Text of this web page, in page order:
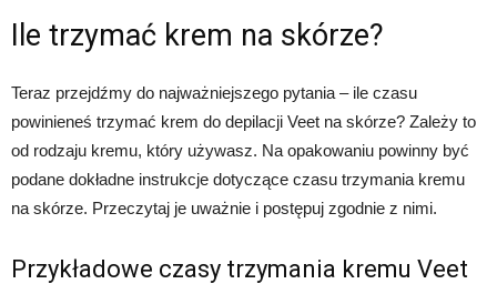
Ile trzymać krem na skórze?
Teraz przejdźmy do najważniejszego pytania – ile czasu
powinieneś trzymać krem do depilacji Veet na skórze? Zależy to
od rodzaju kremu, który używasz. Na opakowaniu powinny być
podane dokładne instrukcje dotyczące czasu trzymania kremu
na skórze. Przeczytaj je uważnie i postępuj zgodnie z nimi.
Przykładowe czasy trzymania kremu Veet